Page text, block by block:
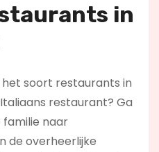
in
het soort restaurants in
restaurant? Ga
familie naar
de overheerlijke